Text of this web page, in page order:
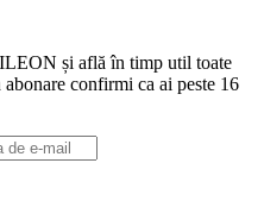
și află în timp util toate
confirmi ca ai peste 16